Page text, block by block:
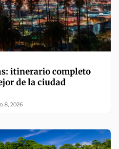
itinerario completo
de la ciudad
8, 2026